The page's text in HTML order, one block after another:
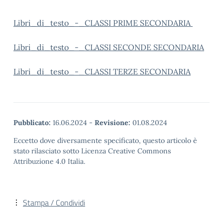
Libri_di_testo_-_CLASSI PRIME SECONDARIA
Libri_di_testo_-_CLASSI SECONDE SECONDARIA
Libri_di_testo_-_CLASSI TERZE SECONDARIA
Pubblicato: 16.06.2024 - Revisione: 01.08.2024
Eccetto dove diversamente specificato, questo articolo è
stato rilasciato sotto Licenza Creative Commons
Attribuzione 4.0 Italia.
Stampa / Condividi